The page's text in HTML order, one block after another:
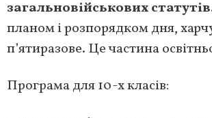
загальновійськових статутів
планом і розпорядком дня,
п’ятиразове. Це частина
Програма для 10-х класів: